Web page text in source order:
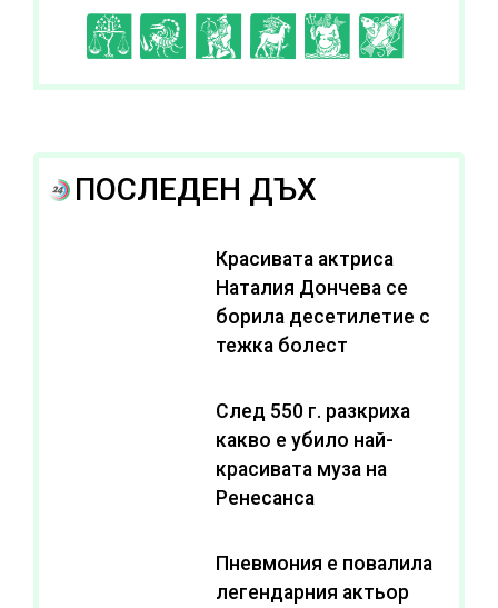
I J K L A B
ПОСЛЕДЕН ДЪХ
Красивата актриса
Наталия Дончева се
борила десетилетие с
тежка болест
След 550 г. разкриха
какво е убило най-
красивата муза на
Ренесанса
Пневмония е повалила
легендарния актьор